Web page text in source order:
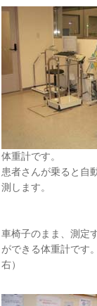
体重計です。
患者さんが乗ると自
測します。
車椅子のまま、測定
ができる体重計です
右）